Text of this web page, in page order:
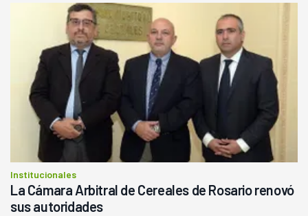
Institucionales
La Cámara Arbitral de Cereales de Rosario renovó
sus autoridades